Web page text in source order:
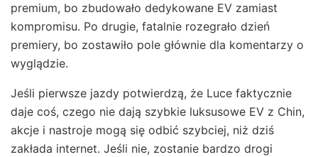
premium, bo zbudowało dedykowane EV zamiast
kompromisu. Po drugie, fatalnie rozegrało dzień
premiery, bo zostawiło pole głównie dla komentarzy o
wyglądzie.
Jeśli pierwsze jazdy potwierdzą, że Luce faktycznie
daje coś, czego nie dają szybkie luksusowe EV z Chin,
akcje i nastroje mogą się odbić szybciej, niż dziś
zakłada internet. Jeśli nie, zostanie bardzo drogi